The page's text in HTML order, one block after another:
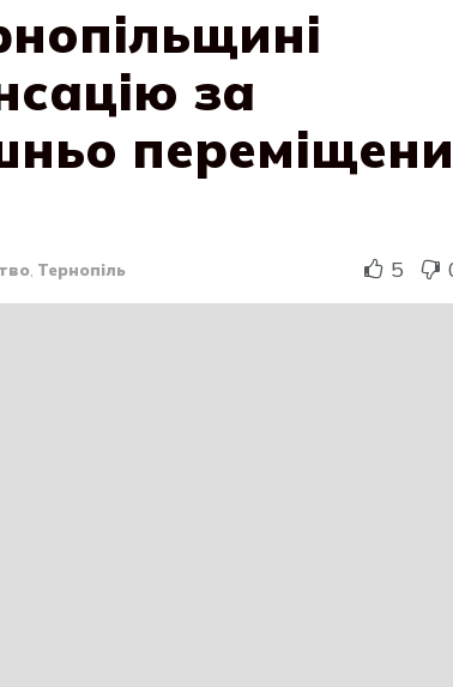
за
, Тернопіль 5